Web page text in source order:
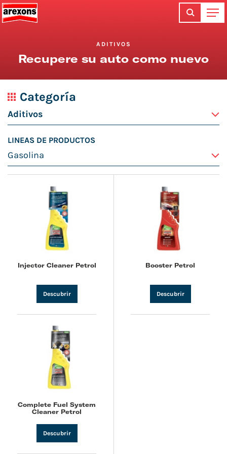
ADITIVOS
Recupere su auto como nuevo
Categoría
LINEAS DE PRODUCTOS
Injector Cleaner Petrol
Descubrir
Booster Petrol
Descubrir
Complete Fuel System
Cleaner Petrol
Descubrir